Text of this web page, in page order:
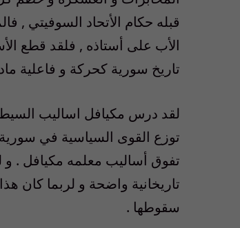
قبله حكام الأتحاد السوفيتي ,
الأب على أستاذه , فلقد قطع
تاريخ سورية كحركة و فاعلية
لقد درس مكيافل اساليب
توزع القوى السياسية في
تفوق أساليب معلمه مكيافل . و
تاريخانية واضحة و لربما كان
سقوطها .